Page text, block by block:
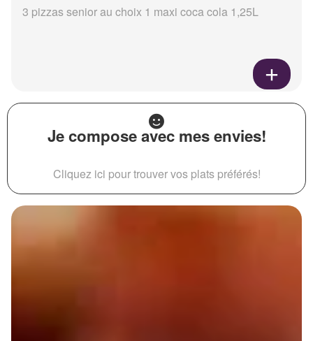
3 pizzas senior au choix 1 maxi coca cola 1,25L
Je compose avec mes envies!
Cliquez ici pour trouver vos plats préférés!